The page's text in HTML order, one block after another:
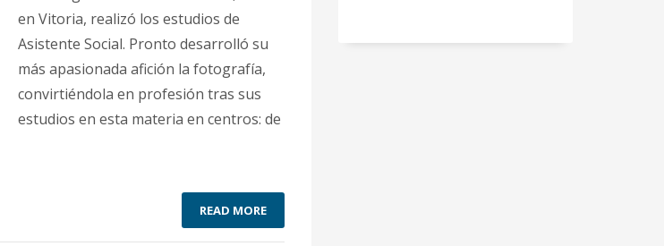
en Vitoria, realizó los estudios de
Asistente Social. Pronto desarrolló su
más apasionada afición la fotografía,
convirtiéndola en profesión tras sus
estudios en esta materia en centros: de
READ MORE